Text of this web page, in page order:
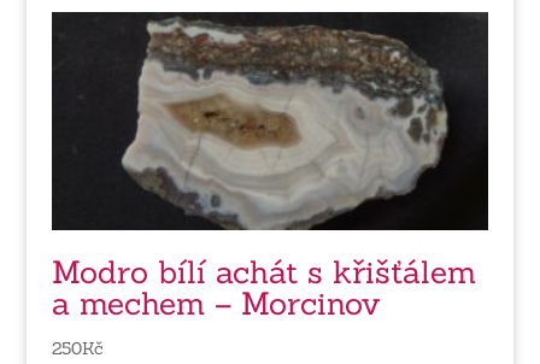
Modro bílí achát s křišťálem
a mechem – Morcinov
250Kč